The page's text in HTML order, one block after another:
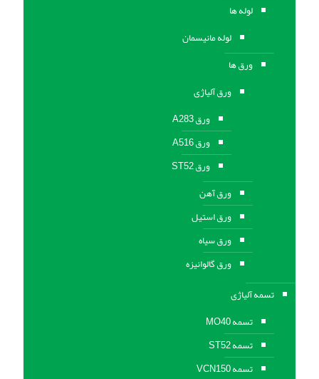
لوله ها
لوله مانیسمان
ورق ها
ورق آلیاژی
ورق A283
ورق A516
ورق ST52
ورق آهن
ورق استیل
ورق سیاه
ورق گالوانیزه
تسمه آلیاژی
تسمه MO40
تسمه ST52
تسمه VCN150